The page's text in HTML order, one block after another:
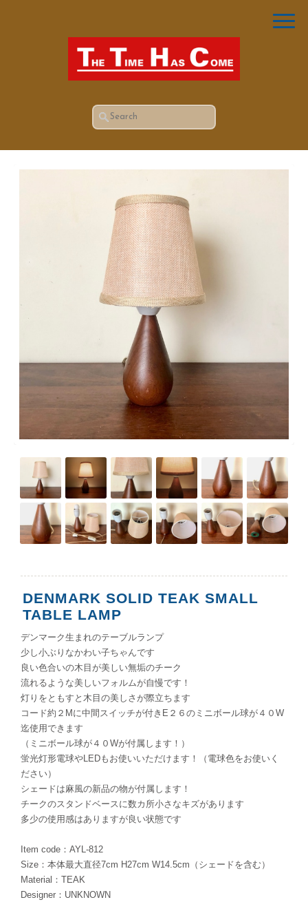
DENMARK SOLID TEAK SMALL
TABLE LAMP
デンマーク生まれのテーブルランプ
少し小ぶりなかわい子ちゃんです
良い色合いの木目が美しい無垢のチーク
流れるような美しいフォルムが自慢です！
灯りをともすと木目の美しさが際立ちます
コード約２Mに中間スイッチが付きE２６のミニボール球が４０W
迄使用できます
（ミニボール球が４０Wが付属します！）
蛍光灯形電球やLEDもお使いいただけます！（電球色をお使いく
ださい）
シェードは麻風の新品の物が付属します！
チークのスタンドベースに数カ所小さなキズがあります
多少の使用感はありますが良い状態です
Item code：AYL-812
Size：本体最大直径7cm H27cm W14.5cm（シェードを含む）
Material：TEAK
Designer：UNKNOWN